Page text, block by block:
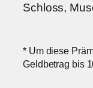
Schloss,
* Um diese
Geldbetrag bis